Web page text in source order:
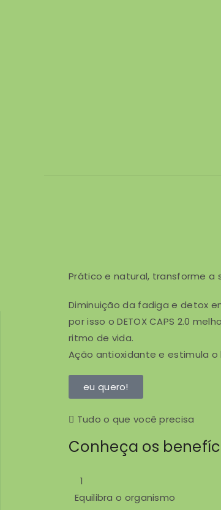
Prático e natural, transforme a
Diminuição da fadiga e detox
por isso o DETOX CAPS 2.0
ritmo de vida.
Ação antioxidante e estimula
eu quero!
Tudo o que você precisa
Conheça os
1
Equilibra o organismo